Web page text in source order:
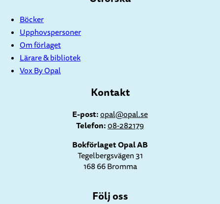
Böcker
Upphovspersoner
Om förlaget
Lärare & bibliotek
Vox By Opal
Kontakt
E-post:opal@opal.se
Telefon:08-282179
Bokförlaget Opal AB
Tegelbergsvägen 31
168 66 Bromma
Följ oss